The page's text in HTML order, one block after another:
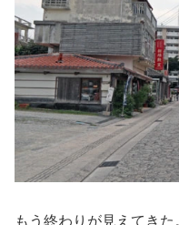
もう終わりが見えてきた